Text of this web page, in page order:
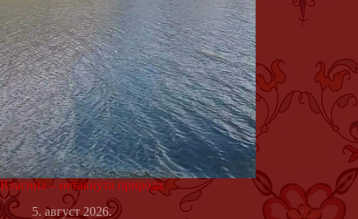
Власина – нетакнута природа
5. август 2026.